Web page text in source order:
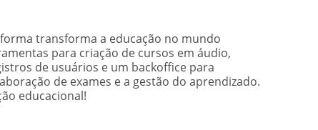
transforma a educação no mundo
para criação de cursos em áudio,
de usuários e um backoffice para
de exames e a gestão do aprendizado.
educacional!